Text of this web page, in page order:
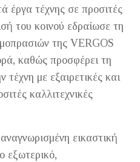
έργα τέχνης σε προσιτές
του κοινού εδραίωσε τη
της VERGOS
καθώς προσφέρει τη
με εξαιρετικές και
καλλιτεχνικές
εικαστική
εξωτερικό,